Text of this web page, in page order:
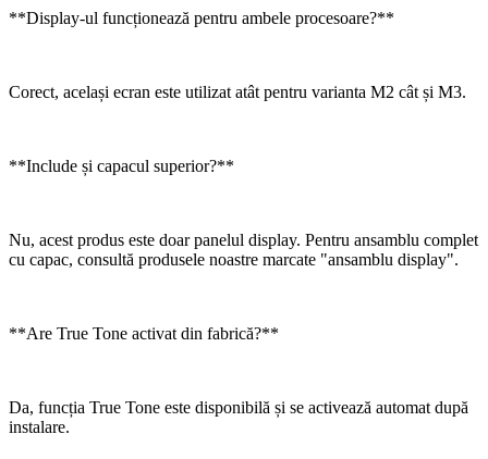
**Display-ul funcționează pentru ambele procesoare?**
Corect, același ecran este utilizat atât pentru varianta M2 cât și M3.
**Include și capacul superior?**
Nu, acest produs este doar panelul display. Pentru ansamblu complet
cu capac, consultă produsele noastre marcate "ansamblu display".
**Are True Tone activat din fabrică?**
Da, funcția True Tone este disponibilă și se activează automat după
instalare.